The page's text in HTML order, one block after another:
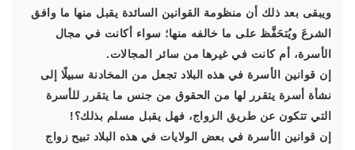
ويبقى بعد ذلك أن منظومة القوانين السائدة يقبل منها ما وافق
الشرعَ ويُتحَفَّظ على ما خالفه منها؛ سواء أكانت في مجال
الأسرة، أم كانت في غيرها من سائر المجالات.
إن قوانين الأسرة في هذه البلاد تجعل من المخادنة سبيلًا إلى
نشأة أسرة يتقرر لها من الحقوق من جنس ما يتقرر للأسرة
التي تتكون عن طريق الزواج، فهل يقبل مسلم بذلك؟!
إن قوانين الأسرة في بعض الولايات في هذه البلاد تبيح زواج